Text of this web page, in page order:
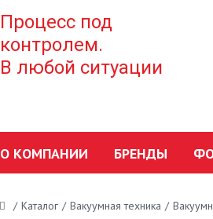
Процесс под
контролем.
В любой ситуации
О КОМПАНИИ БРЕНДЫ
/ Каталог / Вакуумная техника /